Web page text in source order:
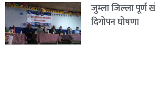
जुम्ला जिल्ला पूर्ण
दिगोपन घोषणा